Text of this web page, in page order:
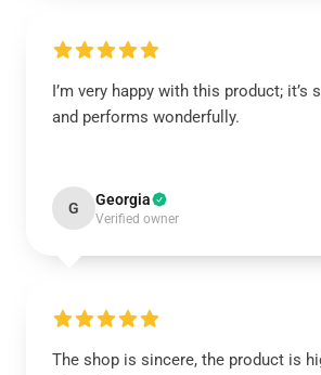
I’m very happy with this product; it’s
and performs wonderfully.
G Georgia
Verified owner
The shop is sincere, the product is